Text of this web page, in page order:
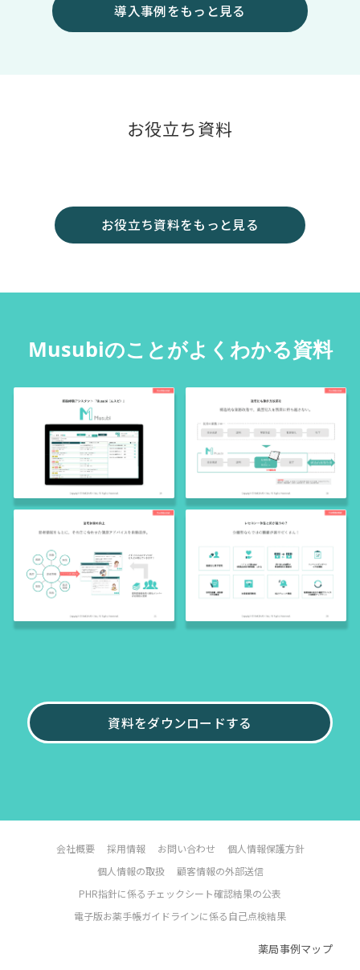
導入事例をもっと見る
お役立ち資料
お役立ち資料をもっと見る
Musubiのことがよくわかる資料
資料をダウンロードする
会社概要 採用情報 お問い合わせ
個人情報保護方針
個人情報の取扱
顧客情報の外部送信
PHR指針に係るチェックシート確認結果の公表
電子版お薬手帳ガイドラインに係る自己点検結果
薬局事例マップ